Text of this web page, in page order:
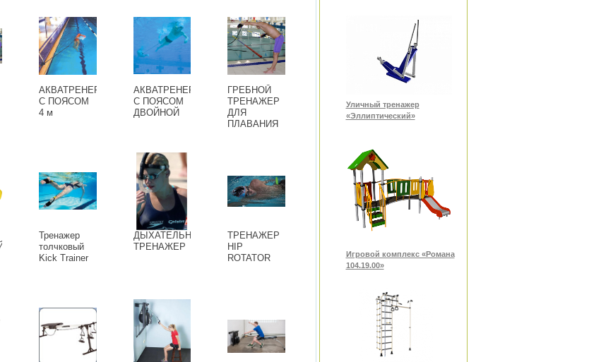
АКВАТРЕНЕР
С ПОЯСОМ
4 м
АКВАТРЕНЕР
С ПОЯСОМ
ДВОЙНОЙ
ГРЕБНОЙ
ТРЕНАЖЕР
ДЛЯ
ПЛАВАНИЯ
Тренажер
толчковый
Kick Trainer
ДЫХАТЕЛЬНЫЙ
ТРЕНАЖЕР
ТРЕНАЖЕР
HIP
ROTATOR
Уличный тренажер
«Эллиптический»
Игровой комплекс «Романа
104.19.00»